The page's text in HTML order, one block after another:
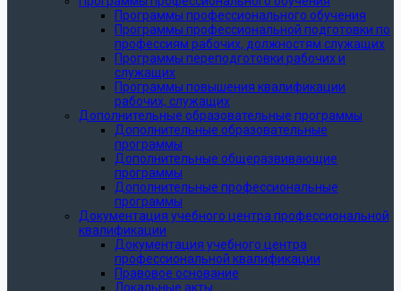
Программы профессионального обучения
Программы профессиональной подготовки по
профессиям рабочих, должностям служащих
Программы переподготовки рабочих и
служащих
Программы повышения квалификации
рабочих, служащих
Дополнительные образовательные программы
Дополнительные образовательные
программы
Дополнительные общеразвивающие
программы
Дополнительные профессиональные
программы
Документация учебного центра профессиональной
квалификации
Документация учебного центра
профессиональной квалификации
Правовое основание
Локальные акты